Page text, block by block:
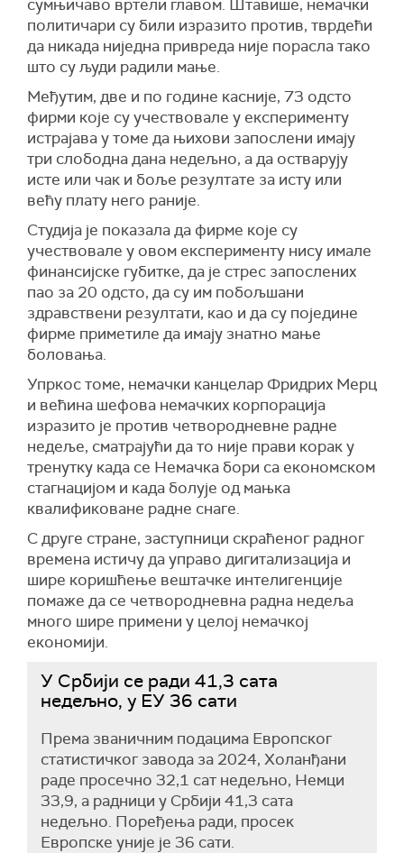
сумњичаво вртели главом. Штавише, немачки
политичари су били изразито против, тврдећи
да никада ниједна привреда није порасла тако
што су људи радили мање.
Међутим, две и по године касније, 73 одсто
фирми које су учествовале у експерименту
истрајава у томе да њихови запослени имају
три слободна дана недељно, а да остварују
исте или чак и боље резултате за исту или
већу плату него раније.
Студија је показала да фирме које су
учествовале у овом експерименту нису имале
финансијске губитке, да је стрес запослених
пао за 20 одсто, да су им побољшани
здравствени резултати, као и да су поједине
фирме приметиле да имају знатно мање
боловања.
Упркос томе, немачки канцелар Фридрих Мерц
и већина шефова немачких корпорација
изразито је против четвородневне радне
недеље, сматрајући да то није прави корак у
тренутку када се Немачка бори са економском
стагнацијом и када болује од мањка
квалификоване радне снаге.
С друге стране, заступници скраћеног радног
времена истичу да управо дигитализација и
шире коришћење вештачке интелигенције
помаже да се четвородневна радна недеља
много шире примени у целој немачкој
економији.
У Србији се ради 41,3 сата
недељно, у ЕУ 36 сати
Према званичним подацима Европског
статистичког завода за 2024, Холанђани
раде просечно 32,1 сат недељно, Немци
33,9, а радници у Србији 41,3 сата
недељно. Поређења ради, просек
Европске уније је 36 сати.